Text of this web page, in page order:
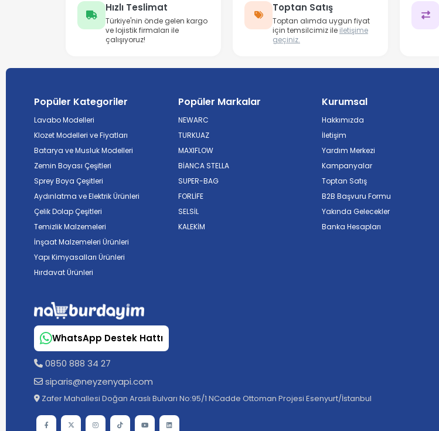
Hızlı Teslimat
Türkiye'nin önde gelen kargo
ve lojistik firmaları ile
çalışıyoruz!
Toptan Satış
Toptan alımda uygun fiyat
için temsilcimiz ile iletişime
geçiniz.
Popüler Kategoriler
Lavabo Modelleri
Klozet Modelleri ve Fiyatları
Batarya ve Musluk Modelleri
Zemin Boyası Çeşitleri
Sprey Boya Çeşitleri
Aydınlatma ve Elektrik Ürünleri
Çelik Dolap Çeşitleri
Temizlik Malzemeleri
İnşaat Malzemeleri Ürünleri
Yapı Kimyasalları Ürünleri
Hırdavat Ürünleri
Popüler Markalar
NEWARC
TURKUAZ
MAXIFLOW
BİANCA STELLA
SUPER-BAG
FORLİFE
SELSİL
KALEKİM
Kurumsal
Hakkımızda
İletişim
Yardım Merkezi
Kampanyalar
Toptan Satış
B2B Başvuru Formu
Yakında Gelecekler
Banka Hesapları
WhatsApp Destek Hattı
0850 888 34 27
siparis@neyzenyapi.com
Zafer Mahallesi Doğan Araslı Bulvarı No:95/1 NCadde Ottoman Projesi Esenyurt/İstanbul